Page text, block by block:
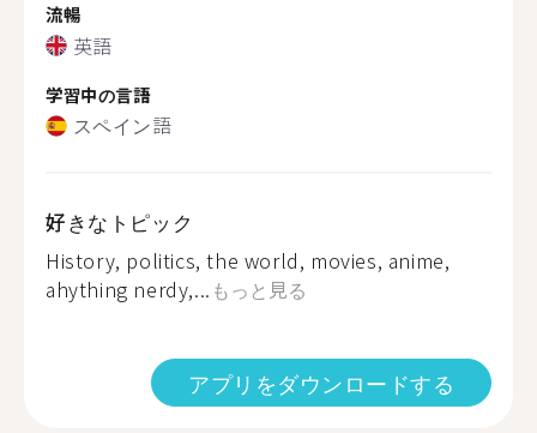
流暢
英語
学習中の言語
スペイン語
好きなトピック
History, politics, the world, movies, anime,
ahything nerdy,... もっと見る
アプリをダウンロードする